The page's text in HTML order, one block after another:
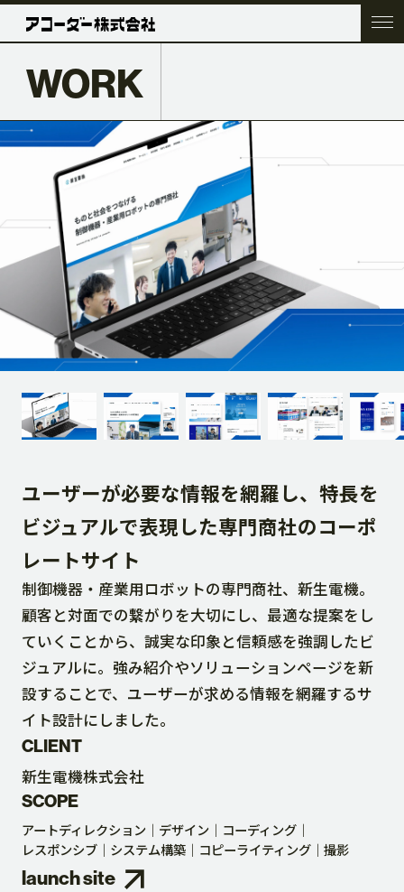
TOP
COMPANY
SERVICE
WORK
ACC BLOG
DOWNLOAD
CONTACT
RECRUIT SITE
WORK
ユーザーが必要な情報を網羅し、特長を
ビジュアルで表現した専門商社のコーポ
レートサイト
制御機器・産業用ロボットの専門商社、新生電機。
顧客と対面での繋がりを大切にし、最適な提案をし
ていくことから、誠実な印象と信頼感を強調したビ
ジュアルに。強み紹介やソリューションページを新
設することで、ユーザーが求める情報を網羅するサ
イト設計にしました。
CLIENT
新生電機株式会社
SCOPE
アートディレクション デザイン
コーディング
レスポンシブ
システム構築 コピーライティング 撮影
launch site